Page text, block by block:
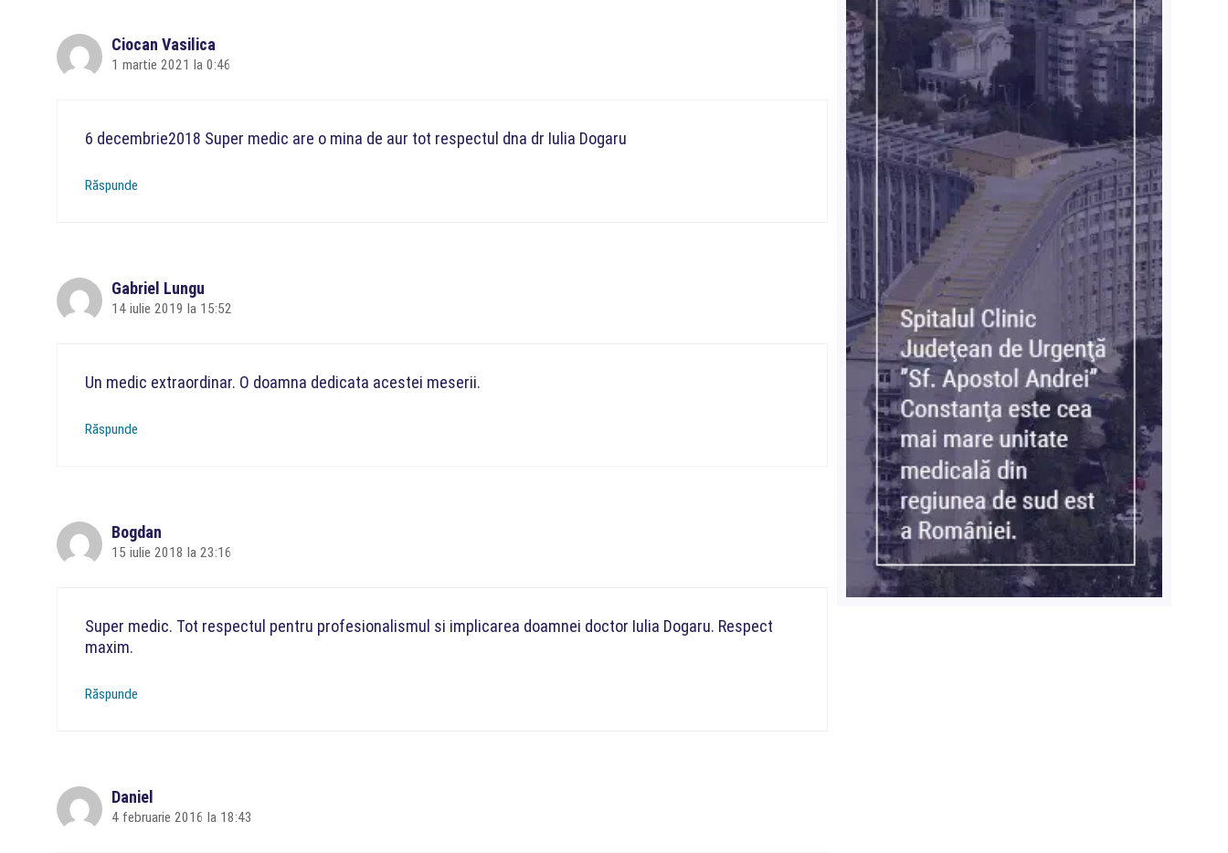
Ciocan Vasilica
1 martie 2021 la 0:46
6 decembrie2018 Super medic are o mina de aur tot respectul dna dr Iulia Dogaru
Răspunde
Gabriel Lungu
14 iulie 2019 la 15:52
Un medic extraordinar. O doamna dedicata acestei meserii.
Răspunde
Bogdan
15 iulie 2018 la 23:16
Super medic. Tot respectul pentru profesionalismul si implicarea doamnei doctor Iulia Dogaru. Respect
maxim.
Răspunde
Daniel
4 februarie 2016 la 18:43